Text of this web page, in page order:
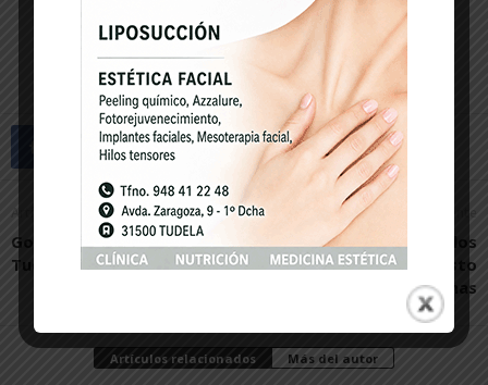
Artículo anterior
Goleada a domicilio del CD
Tudelano al Valle de Egüés
Artículo siguiente
Tres victorias para los
equipos del Baloncesto
Arenas
Artículos relacionados Más del autor